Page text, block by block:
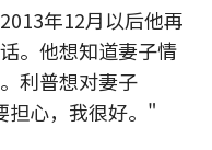
年12月以后他再
。他想知道妻子情
利普想对妻子
担心，我很好。"